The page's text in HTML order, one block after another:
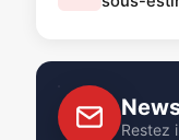
Restez